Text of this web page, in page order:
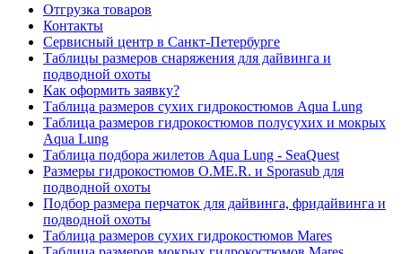
Отгрузка товаров
Контакты
Сервисный центр в Санкт-Петербурге
Таблицы размеров снаряжения для дайвинга и
подводной охоты
Как оформить заявку?
Таблица размеров сухих гидрокостюмов Aqua Lung
Таблица размеров гидрокостюмов полусухих и мокрых
Aqua Lung
Таблица подбора жилетов Aqua Lung - SeaQuest
Размеры гидрокостюмов O.ME.R. и Sporasub для
подводной охоты
Подбор размера перчаток для дайвинга, фридайвинга и
подводной охоты
Таблица размеров сухих гидрокостюмов Mares